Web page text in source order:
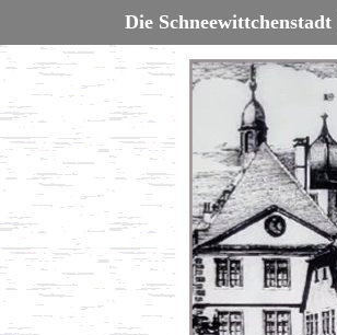
Die